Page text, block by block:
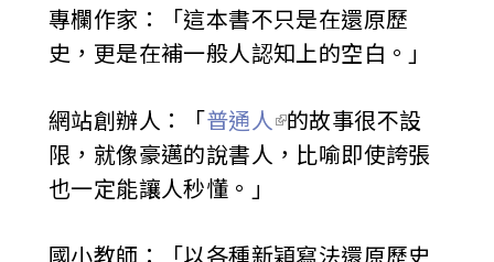
專欄作家：「這本書不只是在還原歷
史，更是在補一般人認知上的空白。」
網站創辦人：「普通人 的故事很不設
限，就像豪邁的說書人，比喻即使誇張
也一定能讓人秒懂。」
國小教師：「以各種新穎寫法還原歷史